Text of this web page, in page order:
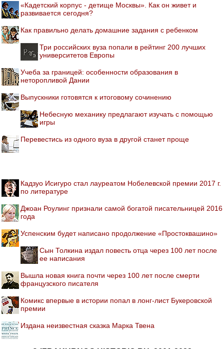
«Кадетский корпус - детище Москвы». Как он живет и
развивается сегодня?
Как правильно делать домашние задания с ребенком
Три российских вуза попали в рейтинг 200 лучших
университетов Европы
Учеба за границей: особенности образования в
неторопливой Дании
Выпускники готовятся к итоговому сочинению
Небесную механику предлагают изучать с помощью
игры
Перевестись из одного вуза в другой станет проще
Кадзуо Исигуро стал лауреатом Нобелевской премии 2017 г.
по литературе
Джоан Роулинг признали самой богатой писательницей 2016
года
Успенским будет написано продолжение «Простоквашино»
Сын Толкина издал повесть отца через 100 лет после
ее написания
Вышла новая книга почти через 100 лет после смерти
французского писателя
Комикс впервые в истории попал в лонг-лист Букеровской
премии
Издана неизвестная сказка Марка Твена